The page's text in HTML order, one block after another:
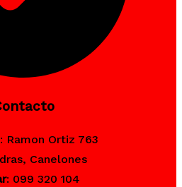
: Ramon Ortiz 763
Canelones
: 099 320 104